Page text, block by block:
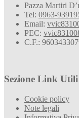
Pazza Martiri
Tel: 0963-
Email:
PEC:
C.F.:
Sezione Link Utili
Cookie policy
Note legali